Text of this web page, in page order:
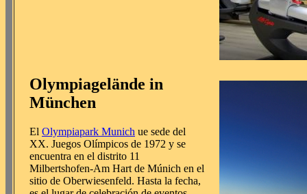
Olympiagelände in
München
El Olympiapark Munich ue sede del
XX. Juegos Olímpicos de 1972 y se
encuentra en el distrito 11
Milbertshofen-Am Hart de Múnich en el
sitio de Oberwiesenfeld. Hasta la fecha,